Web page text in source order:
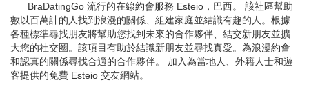
BraDatingGo 流行的在線約會服務 Esteio，巴西。 該社區幫助
數以百萬計的人找到浪漫的關係、組建家庭並結識有趣的人。根據
各種標準尋找朋友將幫助您找到未來的合作夥伴、結交新朋友並擴
大您的社交圈。該項目有助於結識新朋友並尋找真愛。為浪漫約會
和認真的關係尋找合適的合作夥伴。 加入為當地人、外籍人士和遊
客提供的免費 Esteio 交友網站。